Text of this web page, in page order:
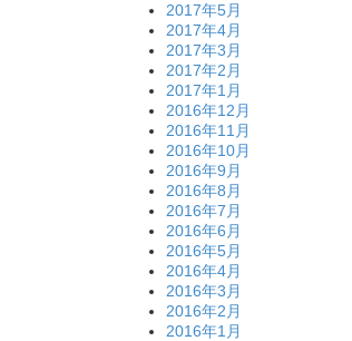
2017年5月
2017年4月
2017年3月
2017年2月
2017年1月
2016年12月
2016年11月
2016年10月
2016年9月
2016年8月
2016年7月
2016年6月
2016年5月
2016年4月
2016年3月
2016年2月
2016年1月